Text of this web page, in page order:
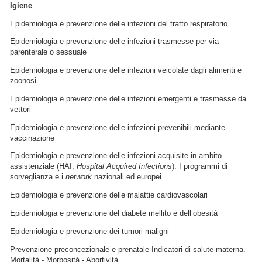
Igiene
Epidemiologia e prevenzione delle infezioni del tratto respiratorio
Epidemiologia e prevenzione delle infezioni trasmesse per via
parenterale o sessuale
Epidemiologia e prevenzione delle infezioni veicolate dagli alimenti e
zoonosi
Epidemiologia e prevenzione delle infezioni emergenti e trasmesse da
vettori
Epidemiologia e prevenzione delle infezioni prevenibili mediante
vaccinazione
Epidemiologia e prevenzione delle infezioni acquisite in ambito
assistenziale (HAI, Hospital Acquired Infections). I programmi di
sorveglianza e i network nazionali ed europei.
Epidemiologia e prevenzione delle malattie cardiovascolari
Epidemiologia e prevenzione del diabete mellito e dell’obesità
Epidemiologia e prevenzione dei tumori maligni
Prevenzione preconcezionale e prenatale Indicatori di salute materna.
Mortalità - Morbosità - Abortività.